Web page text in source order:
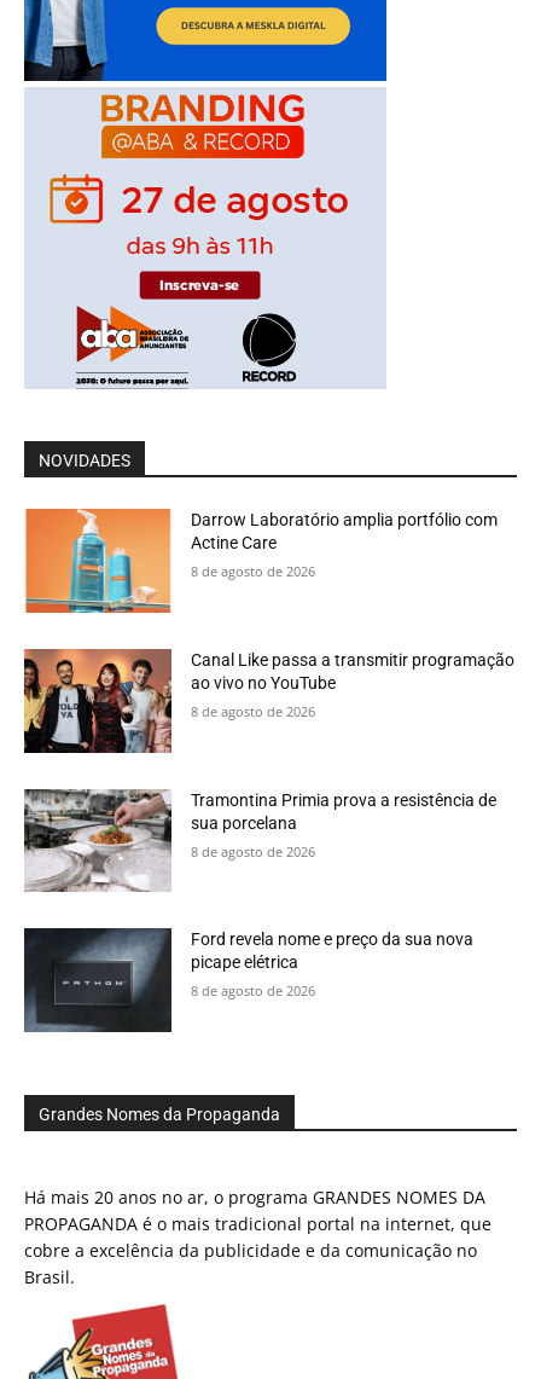
NOVIDADES
Darrow Laboratório amplia portfólio com
Actine Care
8 de agosto de 2026
Canal Like passa a transmitir programação
ao vivo no YouTube
8 de agosto de 2026
Tramontina Primia prova a resistência de
sua porcelana
8 de agosto de 2026
Ford revela nome e preço da sua nova
picape elétrica
8 de agosto de 2026
Grandes Nomes da Propaganda
Há mais 20 anos no ar, o programa GRANDES NOMES DA
PROPAGANDA é o mais tradicional portal na internet, que
cobre a excelência da publicidade e da comunicação no
Brasil.